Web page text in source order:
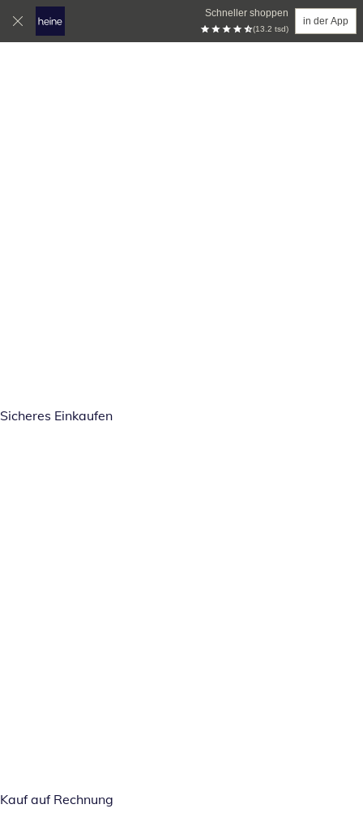
Schneller shoppen
(13.2 tsd)
in der App
Sicheres Einkaufen
Kauf auf Rechnung